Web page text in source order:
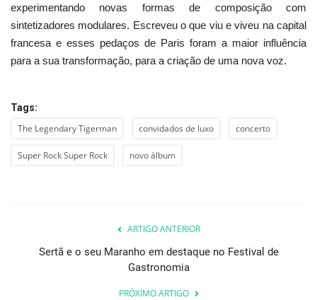
experimentando novas formas de composição com
sintetizadores modulares. Escreveu o que viu e viveu na capital
francesa e esses pedaços de Paris foram a maior influência
para a sua transformação, para a criação de uma nova voz.
Tags:
The Legendary Tigerman convidados de luxo concerto
Super Rock Super Rock novo álbum
ARTIGO ANTERIOR
Sertã e o seu Maranho em destaque no Festival de
Gastronomia
PRÓXIMO ARTIGO